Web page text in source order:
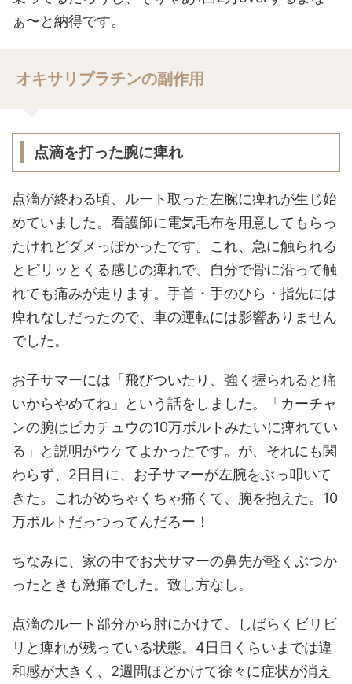
ぁ〜と納得です。
オキサリプラチンの副作用
点滴を打った腕に痺れ
点滴が終わる頃、ルート取った左腕に痺れが生じ始
めていました。看護師に電気毛布を用意してもらっ
たけれどダメっぽかったです。これ、急に触られる
とビリッとくる感じの痺れで、自分で骨に沿って触
れても痛みが走ります。手首・手のひら・指先には
痺れなしだったので、車の運転には影響ありません
でした。
お子サマーには「飛びついたり、強く握られると痛
いからやめてね」という話をしました。「カーチャ
ンの腕はピカチュウの10万ボルトみたいに痺れてい
る」と説明がウケてよかったです。が、それにも関
わらず、2日目に、お子サマーが左腕をぶっ叩いて
きた。これがめちゃくちゃ痛くて、腕を抱えた。10
万ボルトだっつってんだろー！
ちなみに、家の中でお犬サマーの鼻先が軽くぶつか
ったときも激痛でした。致し方なし。
点滴のルート部分から肘にかけて、しばらくビリビ
リと痺れが残っている状態。4日目くらいまでは違
和感が大きく、2週間ほどかけて徐々に症状が消え